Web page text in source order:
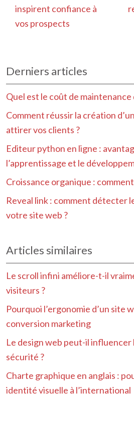
inspirent confiance à
vos prospects
Derniers articles
Quel est le coût de maintenance
Comment réussir la création
attirer vos clients ?
Editeur python en ligne :
l’apprentissage et le
Croissance organique :
Reveal link : comment détecter
votre site web ?
Articles similaires
Le scroll infini améliore-t-il
visiteurs ?
Pourquoi l’ergonomie d’un site
conversion marketing
Le design web peut-il influencer
sécurité ?
Charte graphique en anglais :
identité visuelle à l’international